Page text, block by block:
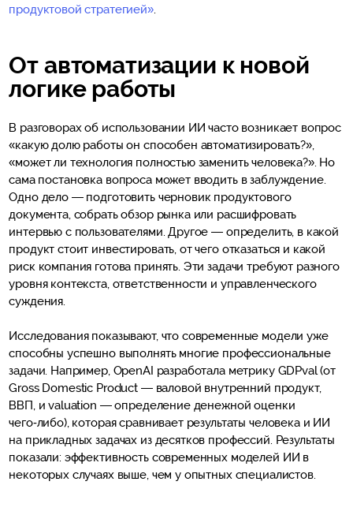
продуктовой стратегией».
От автоматизации к новой
логике работы
В разговорах об использовании ИИ часто возникает вопрос
«какую долю работы он способен автоматизировать?»,
«может ли технология полностью заменить человека?». Но
сама постановка вопроса может вводить в заблуждение.
Одно дело — подготовить черновик продуктового
документа, собрать обзор рынка или расшифровать
интервью с пользователями. Другое — определить, в какой
продукт стоит инвестировать, от чего отказаться и какой
риск компания готова принять. Эти задачи требуют разного
уровня контекста, ответственности и управленческого
суждения.
Исследования показывают, что современные модели уже
способны успешно выполнять многие профессиональные
задачи. Например, OpenAI разработала метрику GDPval (от
Gross Domestic Product — валовой внутренний продукт,
ВВП, и valuation — определение денежной оценки
чего‑либо), которая сравнивает результаты человека и ИИ
на прикладных задачах из десятков профессий. Результаты
показали: эффективность современных моделей ИИ в
некоторых случаях выше, чем у опытных специалистов.